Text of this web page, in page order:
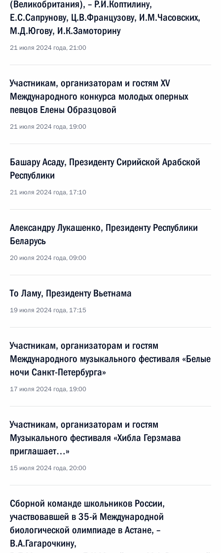
(Великобритания), – Р.И.Коптилину,
Е.С.Сапрунову, Ц.В.Французову, И.М.Часовских,
М.Д.Югову, И.К.Замоторину
21 июля 2024 года, 21:00
Участникам, организаторам и гостям XV
Международного конкурса молодых оперных
певцов Елены Образцовой
21 июля 2024 года, 19:00
Башару Асаду, Президенту Сирийской Арабской
Республики
21 июля 2024 года, 17:10
Александру Лукашенко, Президенту Республики
Беларусь
20 июля 2024 года, 09:00
То Ламу, Президенту Вьетнама
19 июля 2024 года, 17:15
Участникам, организаторам и гостям
Международного музыкального фестиваля «Белые
ночи Санкт-Петербурга»
17 июля 2024 года, 19:00
Участникам, организаторам и гостям
Музыкального фестиваля «Хибла Герзмава
приглашает…»
15 июля 2024 года, 20:00
Сборной команде школьников России,
участвовавшей в 35-й Международной
биологической олимпиаде в Астане, –
В.А.Гагарочкину,